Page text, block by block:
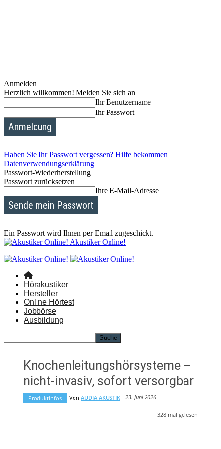
Anmelden
Herzlich willkommen! Melden Sie sich an
Ihr Benutzername
Ihr Passwort
Haben Sie Ihr Passwort vergessen? Hilfe bekommen
Datenverwendungserklärung
Passwort-Wiederherstellung
Passwort zurücksetzen
Ihre E-Mail-Adresse
Ein Passwort wird Ihnen per Email zugeschickt.
Akustiker Online!
Hörakustiker
Hersteller
Online Hörtest
Jobbörse
Ausbildung
Knochenleitungshörsysteme –
nicht-invasiv, sofort versorgbar
Produktinfos Von AUDIA AKUSTIK 23. Juni 2026
328 mal gelesen